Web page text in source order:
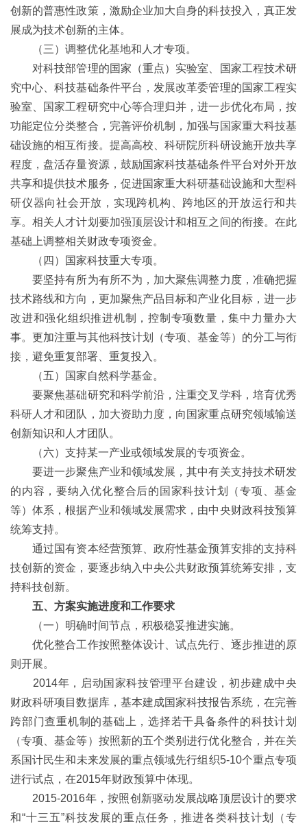
创新的普惠性政策，激励企业加大自身的科技投入，真正发
展成为技术创新的主体。
（三）调整优化基地和人才专项。
对科技部管理的国家（重点）实验室、国家工程技术研
究中心、科技基础条件平台，发展改革委管理的国家工程实
验室、国家工程研究中心等合理归并，进一步优化布局，按
功能定位分类整合，完善评价机制，加强与国家重大科技基
础设施的相互衔接。提高高校、科研院所科研设施开放共享
程度，盘活存量资源，鼓励国家科技基础条件平台对外开放
共享和提供技术服务，促进国家重大科研基础设施和大型科
研仪器向社会开放，实现跨机构、跨地区的开放运行和共
享。相关人才计划要加强顶层设计和相互之间的衔接。在此
基础上调整相关财政专项资金。
（四）国家科技重大专项。
要坚持有所为有所不为，加大聚焦调整力度，准确把握
技术路线和方向，更加聚焦产品目标和产业化目标，进一步
改进和强化组织推进机制，控制专项数量，集中力量办大
事。更加注重与其他科技计划（专项、基金等）的分工与衔
接，避免重复部署、重复投入。
（五）国家自然科学基金。
要聚焦基础研究和科学前沿，注重交叉学科，培育优秀
科研人才和团队，加大资助力度，向国家重点研究领域输送
创新知识和人才团队。
（六）支持某一产业或领域发展的专项资金。
要进一步聚焦产业和领域发展，其中有关支持技术研发
的内容，要纳入优化整合后的国家科技计划（专项、基金
等）体系，根据产业和领域发展需求，由中央财政科技预算
统筹支持。
通过国有资本经营预算、政府性基金预算安排的支持科
技创新的资金，要逐步纳入中央公共财政预算统筹安排，支
持科技创新。
五、方案实施进度和工作要求
（一）明确时间节点，积极稳妥推进实施。
优化整合工作按照整体设计、试点先行、逐步推进的原
则开展。
2014年，启动国家科技管理平台建设，初步建成中央
财政科研项目数据库，基本建成国家科技报告系统，在完善
跨部门查重机制的基础上，选择若干具备条件的科技计划
（专项、基金等）按照新的五个类别进行优化整合，并在关
系国计民生和未来发展的重点领域先行组织5-10个重点专项
进行试点，在2015年财政预算中体现。
2015-2016年，按照创新驱动发展战略顶层设计的要求
和“十三五”科技发展的重点任务，推进各类科技计划（专